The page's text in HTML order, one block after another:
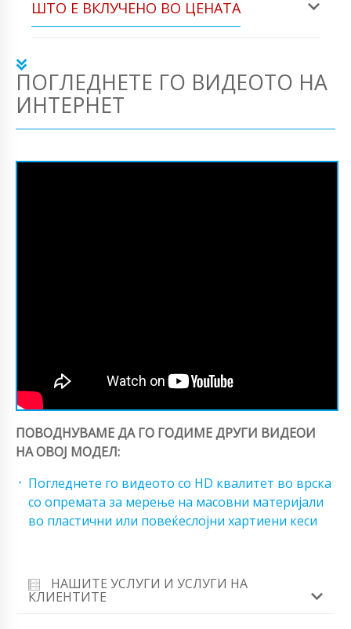
ШТО Е ВКЛУЧЕНО ВО ЦЕНАТА
ПОГЛЕДНЕТЕ ГО ВИДЕОТО НА
ИНТЕРНЕТ
ПОВОДНУВАМЕ ДА ГО ГОДИМЕ ДРУГИ ВИДЕОИ
НА ОВОЈ МОДЕЛ:
Погледнете го видеото со HD квалитет во врска
со опремата за мерење на масовни материјали
во пластични или повеќеслојни хартиени кеси
НАШИТЕ УСЛУГИ И УСЛУГИ НА
КЛИЕНТИТЕ